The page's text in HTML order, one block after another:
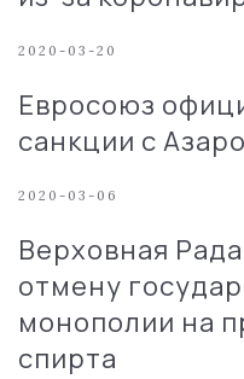
2020-03-20
Евросоюз
санкции с
2020-03-06
Верховная
отмену
монополии на
спирта